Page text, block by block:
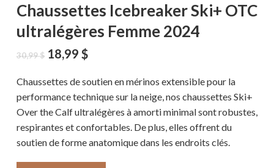
Chaussettes Icebreaker Ski+ OTC
ultralégères Femme 2024
30,99$ Le
prix
initial
était :
30,99 $.
18,99 $Le
actuel
est :
18,99 $.
Chaussettes de soutien en mérinos extensible pour la
performance technique sur la neige, nos chaussettes Ski+
Over the Calf ultralégères à amorti minimal sont robustes,
respirantes et confortables. De plus, elles offrent du
soutien de forme anatomique dans les endroits clés.